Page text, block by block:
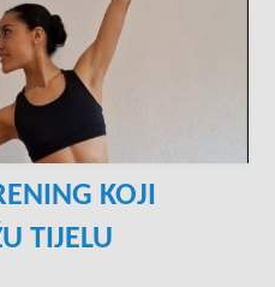
KOJI
TIJELU